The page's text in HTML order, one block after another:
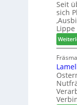
Seit
sich